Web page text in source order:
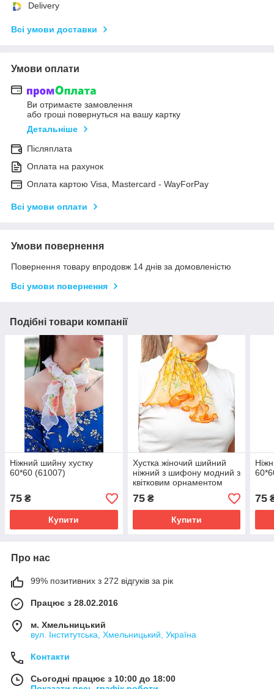
Delivery
Всі умови доставки
Умови оплати
Ви отримаєте замовлення
або гроші повернуться на вашу картку
Детальніше
Післяплата
Оплата на рахунок
Оплата картою Visa, Mastercard - WayForPay
Всі умови оплати
Умови повернення
Повернення товару впродовж 14 днів за домовленістю
Всі умови повернення
Подібні товари компанії
Ніжний шийну хустку
60*60 (61007)
75 ₴
Купити
Хустка жіночий шийний
ніжний з шифону модний з
квітковим орнаментом
колір жовтий 60*60
75₴
Купити
75
Про нас
99% позитивних з 272 відгуків за рік
Працює з 28.02.2016
м. Хмельницький
вул. Інститутська, Хмельницький, Україна
Контакти
Сьогодні працює з 10:00 до 18:00